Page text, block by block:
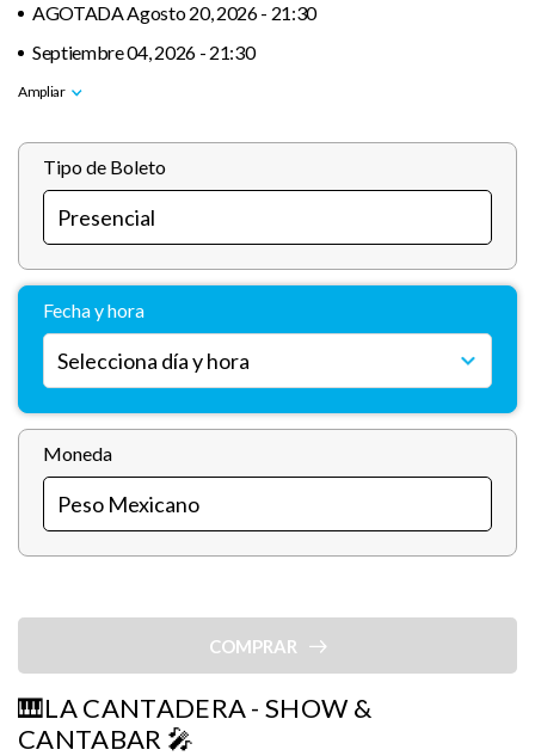
AGOTADA Agosto 20, 2026 - 21:30
Septiembre 04, 2026 - 21:30
Tipo de Boleto
Fecha y hora
Moneda
COMPRAR
🎹LA CANTADERA - SHOW &
CANTABAR 🎤